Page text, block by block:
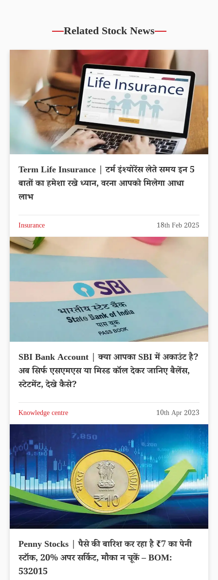
Related Stock News
Term Life Insurance | टर्म इंश्योरेंस लेते समय इन 5
बातों का हमेशा रखे ध्यान, वरना आपको मिलेगा आधा
लाभ
Insurance 18th Feb 2025
SBI Bank Account | क्या आपका SBI में अकाउंट है?
अब सिर्फ एसएमएस या मिस्ड कॉल देकर जानिए बैलेंस,
स्टेटमेंट, देखे कैसे?
Knowledge centre 10th Apr 2023
Penny Stocks | पैसे की बारिश कर रहा है ₹7 का पेनी
स्टॉक, 20% अपर सर्किट, मौका न चूकें – BOM:
532015